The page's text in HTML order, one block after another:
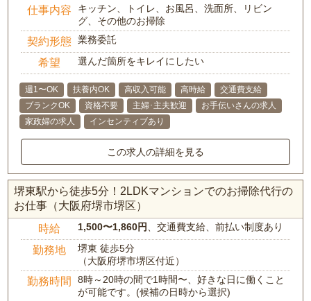
仕事内容
キッチン、トイレ、お風呂、洗面所、リビン
グ、その他のお掃除
契約形態 業務委託
希望 選んだ箇所をキレイにしたい
週1〜OK 扶養内OK 高収入可能 高時給
交通費支給
ブランクOK
資格不要 主婦･主夫歓迎
お手伝いさんの求人
家政婦の求人
インセンティブあり
この求人の詳細を見る
堺東駅から徒歩5分！2LDKマンションでのお掃除代行の
お仕事（大阪府堺市堺区）
時給 1,500〜1,860円 、交通費支給、前払い制度あり
勤務地
堺東 徒歩5分
（大阪府堺市堺区付近）
勤務時間
8時～20時の間で1時間〜、好きな日に働くこと
が可能です。(候補の日時から選択)